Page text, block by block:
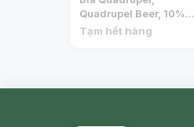
Quadrupel Beer, 10%
(330ml) - LA TRAPPE
Tạm hết hàng